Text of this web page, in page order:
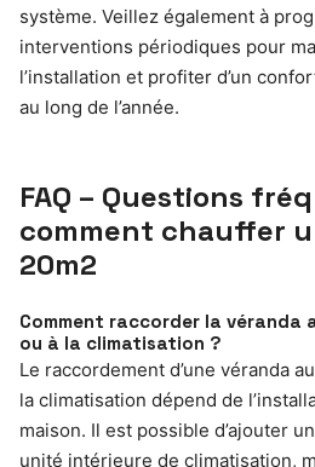
système. Veillez également à
interventions périodiques pour
l’installation et profiter d’un
au long de l’année.
FAQ – Questions
comment chauffer
20m2
Comment raccorder la véranda
ou à la climatisation ?
Le raccordement d’une véranda
la climatisation dépend de
maison. Il est possible d’ajouter
unité intérieure de climatisation,